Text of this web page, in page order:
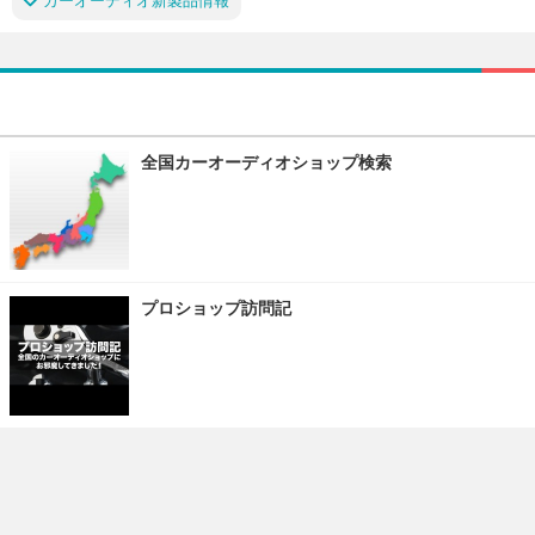
全国カーオーディオショップ検索
プロショップ訪問記